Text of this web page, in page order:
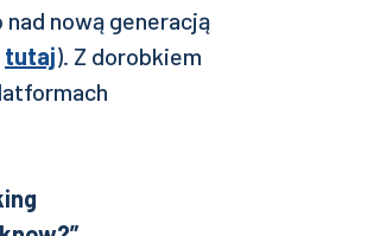
nową generacją
tutaj). Z dorobkiem